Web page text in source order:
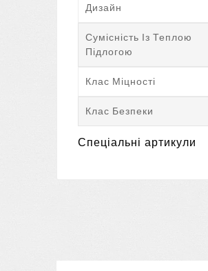
Дизайн
Сумісність Із Теплою
Підлогою
Клас Міцності
Клас Безпеки
Спеціальні артикули